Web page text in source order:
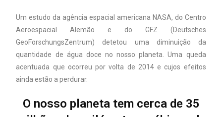
Um estudo da agência espacial americana NASA, do Centro
Aeroespacial Alemão e do GFZ (Deutsches
GeoForschungsZentrum) detetou uma diminuição da
quantidade de água doce no nosso planeta. Uma queda
acentuada que ocorreu por volta de 2014 e cujos efeitos
ainda estão a perdurar.
O nosso planeta tem cerca de 35